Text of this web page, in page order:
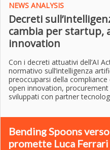
NEWS ANALYSIS
Decreti
cambia per startup,
innovation
Con i decreti attuativi dell’AI
normativo sull’intelligenza
preoccuparsi della
open innovation,
sviluppati con partner
Bending Spoons
promette Luca